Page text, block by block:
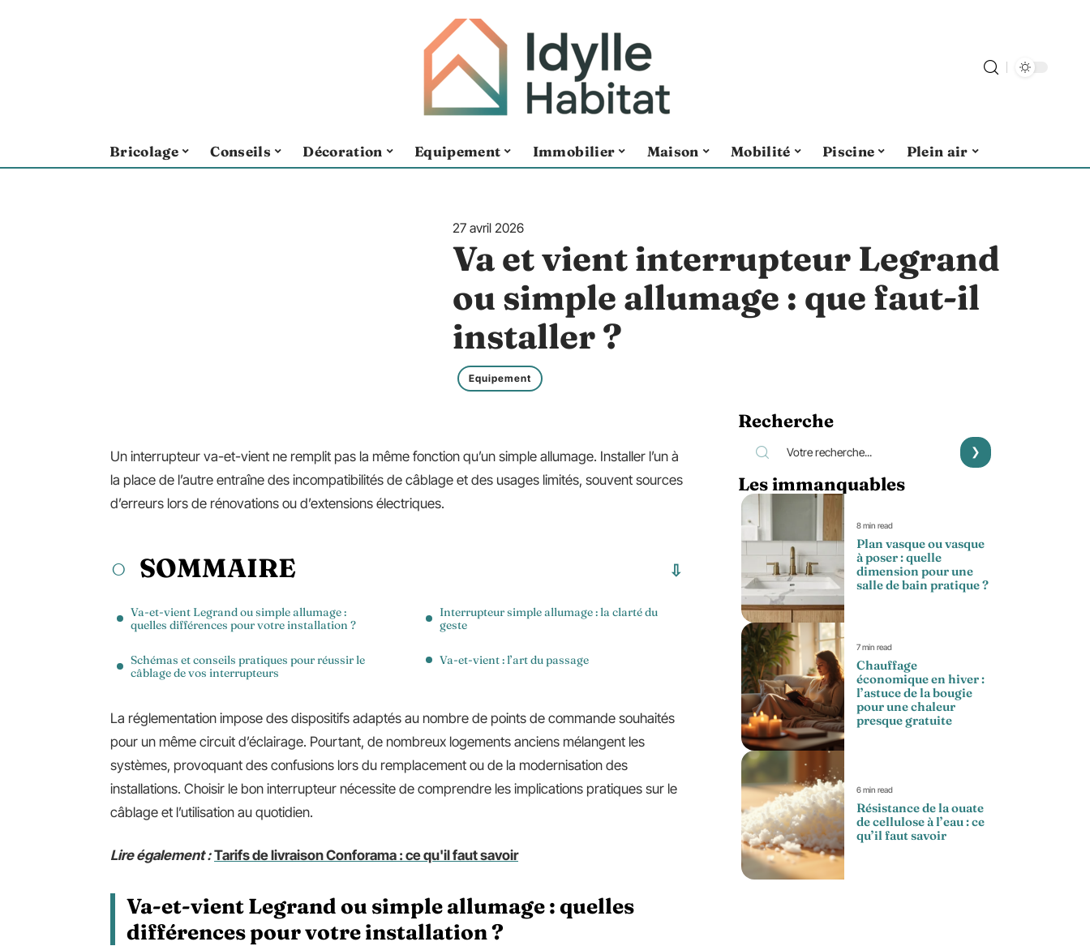
Bricolage Conseils Décoration Equipement Immobilier Maison Mobilité Piscine Plein air
27 avril 2026
Va et vient interrupteur Legrand
ou simple allumage : que faut-il
installer ?
Equipement
Un interrupteur va-et-vient ne remplit pas la même fonction qu’un simple allumage. Installer l’un à
la place de l’autre entraîne des incompatibilités de câblage et des usages limités, souvent sources
d’erreurs lors de rénovations ou d’extensions électriques.
SOMMAIRE
Va-et-vient Legrand ou simple allumage :
quelles différences pour votre installation ?
Schémas et conseils pratiques pour réussir le
câblage de vos interrupteurs
Interrupteur simple allumage : la clarté du
geste
Va-et-vient : l’art du passage
La réglementation impose des dispositifs adaptés au nombre de points de commande souhaités
pour un même circuit d’éclairage. Pourtant, de nombreux logements anciens mélangent les
systèmes, provoquant des confusions lors du remplacement ou de la modernisation des
installations. Choisir le bon interrupteur nécessite de comprendre les implications pratiques sur le
câblage et l’utilisation au quotidien.
Lire également : Tarifs de livraison Conforama : ce qu'il faut savoir
Va-et-vient Legrand ou simple allumage : quelles
différences pour votre installation ?
Recherche
Les immanquables
8 min read
Plan vasque ou vasque
à poser : quelle
dimension pour une
salle de bain pratique ?
7 min read
Chauffage
économique en hiver :
l’astuce de la bougie
pour une chaleur
presque gratuite
6 min read
Résistance de la ouate
de cellulose à l’eau : ce
qu’il faut savoir